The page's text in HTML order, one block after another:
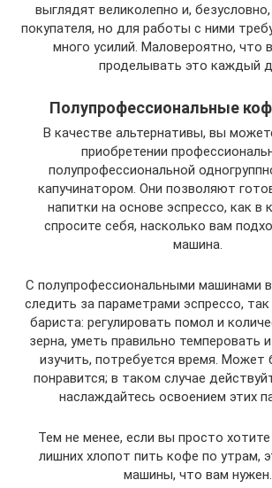
выглядят великолепно и,
покупателя, но для работы с ними
много усилий. Маловероятно, что
проделывать это каждый
Полупрофессиональные
В качестве альтернативы, вы
приобретении
полупрофессиональной
капучинатором. Они позволяют
напитки на основе эспрессо, как в
спросите себя, насколько вам
машина.
С полупрофессиональными машинами
следить за параметрами эспрессо,
бариста: регулировать помол и
зерна, уметь правильно темперовать
изучить, потребуется время. Может
понравится; в таком случае
наслаждайтесь освоением этих
Тем не менее, если вы просто
лишних хлопот пить кофе по утрам,
машины, что вам нужен.